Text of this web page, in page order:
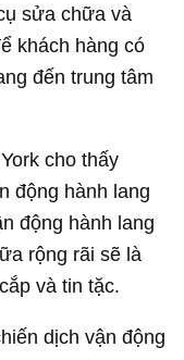
sửa chữa và
khách hàng có
đến trung tâm
cho thấy
động hành lang
động hành lang
rộng rãi sẽ là
và tin tặc.
dịch vận động